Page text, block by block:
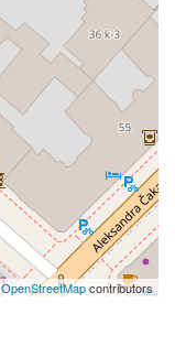
OpenStreetMapcontributors